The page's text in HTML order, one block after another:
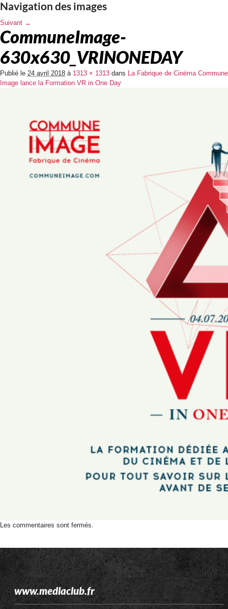
Navigation des images
Suivant →
CommuneImage-
630x630_VRINONEDAY
Publié le 24 avril 2018 à 1313 × 1313 dans La Fabrique de Cinéma Commune
Image lance la Formation VR in One Day
Les commentaires sont fermés.
www.mediaclub.fr